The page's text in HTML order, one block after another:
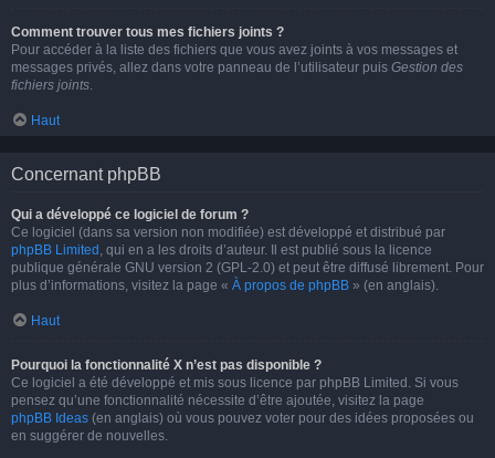
Comment trouver tous mes fichiers joints ?
Pour accéder à la liste des fichiers que vous avez joints à vos messages et
messages privés, allez dans votre panneau de l’utilisateur puis Gestion des
fichiers joints.
Haut
Concernant phpBB
Qui a développé ce logiciel de forum ?
Ce logiciel (dans sa version non modifiée) est développé et distribué par
phpBB Limited , qui en a les droits d’auteur. Il est publié sous la licence
publique générale GNU version 2 (GPL-2.0) et peut être diffusé librement. Pour
plus d’informations, visitez la page « À propos de phpBB » (en anglais).
Haut
Pourquoi la fonctionnalité X n’est pas disponible ?
Ce logiciel a été développé et mis sous licence par phpBB Limited. Si vous
pensez qu’une fonctionnalité nécessite d’être ajoutée, visitez la page
phpBB Ideas (en anglais) où vous pouvez voter pour des idées proposées ou
en suggérer de nouvelles.